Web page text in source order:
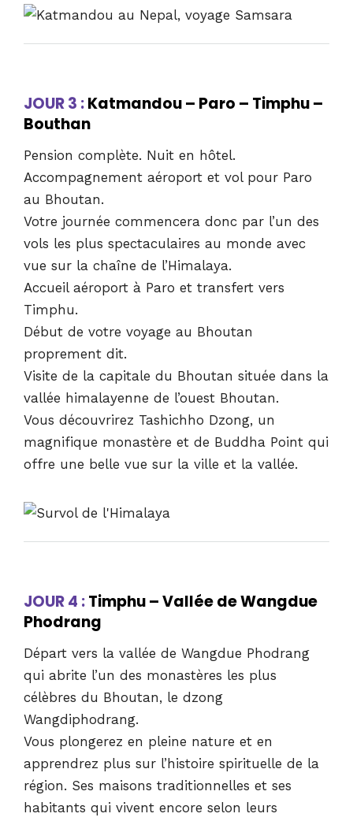
JOUR 3 :Katmandou – Paro – Timphu –
Bouthan
Pension complète. Nuit en hôtel.
Accompagnement aéroport et vol pour Paro
au Bhoutan.
Votre journée commencera donc par l’un des
vols les plus spectaculaires au monde avec
vue sur la chaîne de l’Himalaya.
Accueil aéroport à Paro et transfert vers
Timphu.
Début de votre voyage au Bhoutan
proprement dit.
Visite de la capitale du Bhoutan située dans la
vallée himalayenne de l’ouest Bhoutan.
Vous découvrirez Tashichho Dzong, un
magnifique monastère et de Buddha Point qui
offre une belle vue sur la ville et la vallée.
JOUR 4 :Timphu – Vallée de Wangdue
Phodrang
Départ vers la vallée de Wangdue Phodrang
qui abrite l’un des monastères les plus
célèbres du Bhoutan, le dzong
Wangdiphodrang.
Vous plongerez en pleine nature et en
apprendrez plus sur l’histoire spirituelle de la
région. Ses maisons traditionnelles et ses
habitants qui vivent encore selon leurs